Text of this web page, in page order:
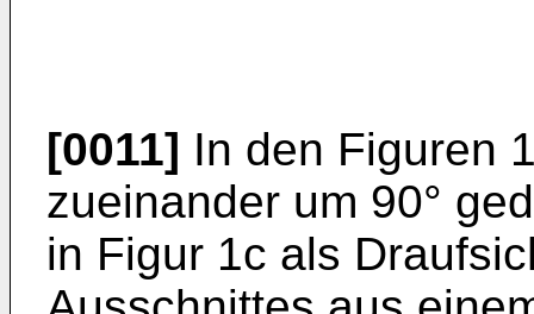
[0011] In den Figuren
zueinander um 90°
in Figur 1c als